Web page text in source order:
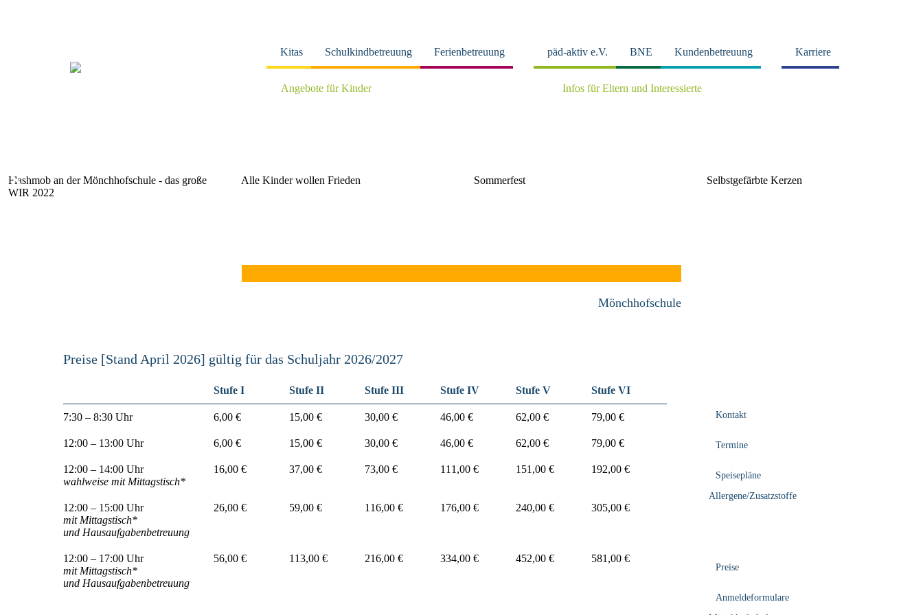
Kitas Schulkindbetreuung Ferienbetreuung päd-aktiv e.V. BNE Kundenbetreuung Karriere
Angebote für Kinder Infos für Eltern und Interessierte
Flashmob an der Mönchhofschule - das große
WIR 2022
Alle Kinder wollen Frieden Sommerfest Selbstgefärbte Kerzen
Mönchhofschule
Preise [Stand April 2026] gültig für das Schuljahr 2026/2027
Stufe I Stufe II Stufe III Stufe IV Stufe V Stufe VI
7:30 – 8:30 Uhr 6,00 € 15,00 € 30,00 € 46,00 € 62,00 € 79,00 €
12:00 – 13:00 Uhr 6,00 € 15,00 € 30,00 € 46,00 € 62,00 € 79,00 €
12:00 – 14:00 Uhr
wahlweise mit Mittagstisch*
16,00 € 37,00 € 73,00 € 111,00 € 151,00 € 192,00 €
12:00 – 15:00 Uhr
mit Mittagstisch*
und Hausaufgabenbetreuung
26,00 € 59,00 € 116,00 € 176,00 € 240,00 € 305,00 €
12:00 – 17:00 Uhr
mit Mittagstisch*
und Hausaufgabenbetreuung
56,00 € 113,00 € 216,00 € 334,00 € 452,00 € 581,00 €
Kontakt
Termine
Speisepläne
Allergene/Zusatzstoffe
Preise
Anmeldeformulare